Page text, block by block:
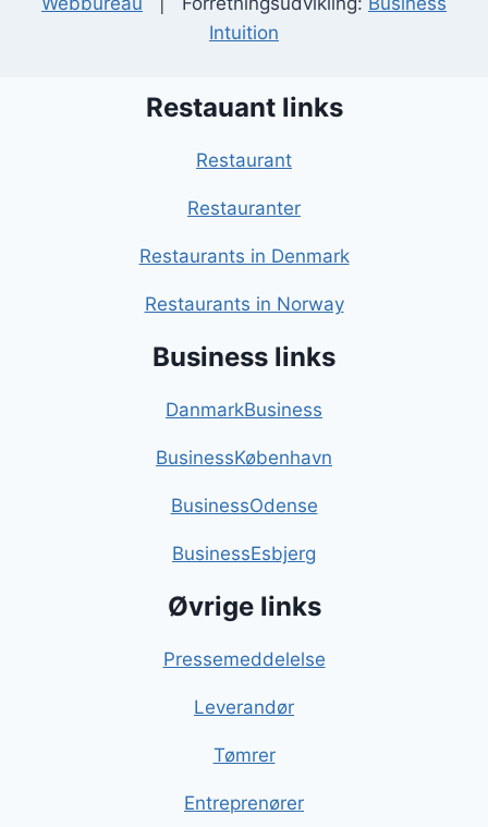
Intuition
Restauant links
Restaurant
Restauranter
Restaurants in Denmark
Restaurants in Norway
Business links
DanmarkBusiness
BusinessKøbenhavn
BusinessOdense
BusinessEsbjerg
Øvrige links
Pressemeddelelse
Leverandør
Tømrer
Entreprenører